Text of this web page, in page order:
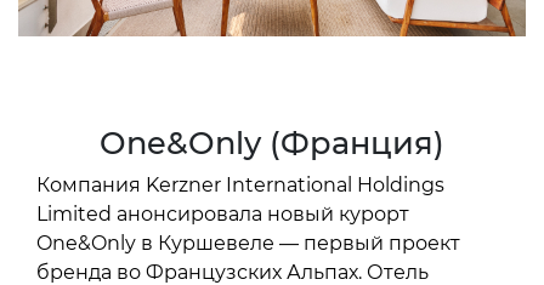
One&Only (Франция)
Компания Kerzner International Holdings
Limited анонсировала новый курорт
One&Only в Куршевеле — первый проект
бренда во Французских Альпах. Отель